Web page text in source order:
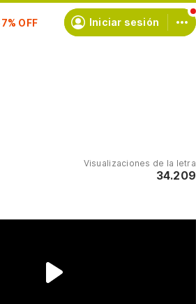
Iniciar sesión
Visualizaciones de la letra
34.209